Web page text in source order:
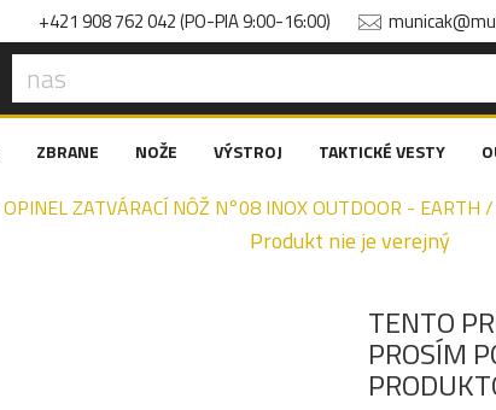
+421 908 762 042 (PO-PIA 9:00-16:00)
ZBRANE NOŽE VÝSTROJ TAKTICKÉ VESTY
OPINEL ZATVÁRACÍ NÔŽ N°08 INOX OUTDOOR - EARTH
Produkt nie je verejný
TENTO
PROSÍM